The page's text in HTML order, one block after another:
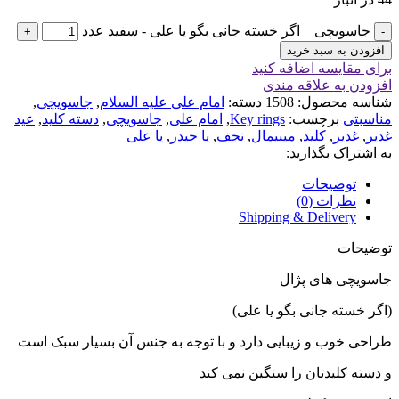
جاسویچی _ اگر خسته جانی بگو یا علی - سفید عدد
افزودن به سبد خرید
برای مقایسه اضافه کنید
افزودن به علاقه مندی
شناسه محصول: 1508 دسته: امام علی علیه السلام, جاسویچی,
مناسبتی برچسب: Key rings
, امام علی, جاسویچی, دسته کلید, عید
غدیر , غدیر , کلید, مینیمال, نجف, یا حیدر , یا علی
به اشتراک بگذارید:
توضیحات
نظرات (0)
Shipping & Delivery
توضیحات
جاسویچی های پژال
(اگر خسته جانی بگو یا علی)
طراحی خوب و زیبایی دارد و با توجه به جنس آن بسیار سبک است
و دسته کلیدتان را سنگین نمی کند